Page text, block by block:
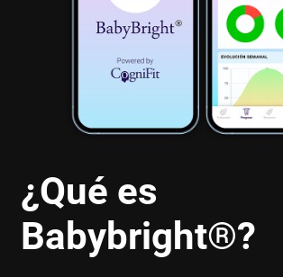
¿Qué es
Babybright®?